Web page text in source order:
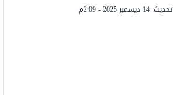
14 ديسمبر 2025 - 2:09م